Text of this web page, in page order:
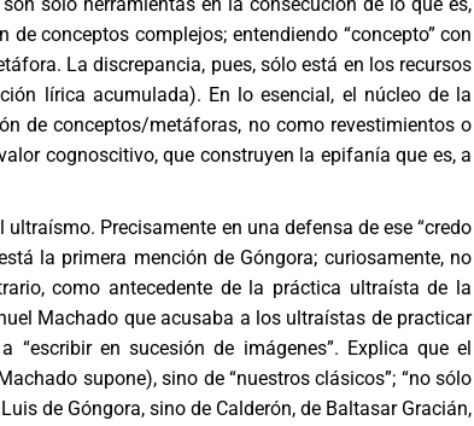
conceptos complejos; entendiendo “concepto” con
La discrepancia, pues, sólo está en los recursos
lírica acumulada). En lo esencial, el núcleo de la
de conceptos/metáforas, no como revestimientos o
cognoscitivo, que construyen la epifanía que es, a
Precisamente en una defensa de ese “credo
la primera mención de Góngora; curiosamente, no
como antecedente de la práctica ultraísta de la
Machado que acusaba a los ultraístas de practicar
“escribir en sucesión de imágenes”. Explica que el
supone), sino de “nuestros clásicos”; “no sólo
de Góngora, sino de Calderón, de Baltasar Gracián,